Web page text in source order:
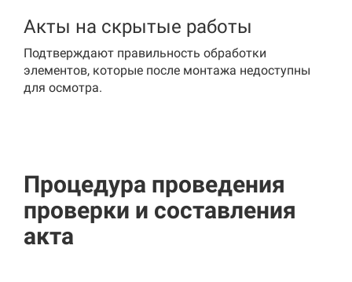
Акты на скрытые работы
Подтверждают правильность обработки
элементов, которые после монтажа недоступны
для осмотра.
Процедура проведения
проверки и составления
акта